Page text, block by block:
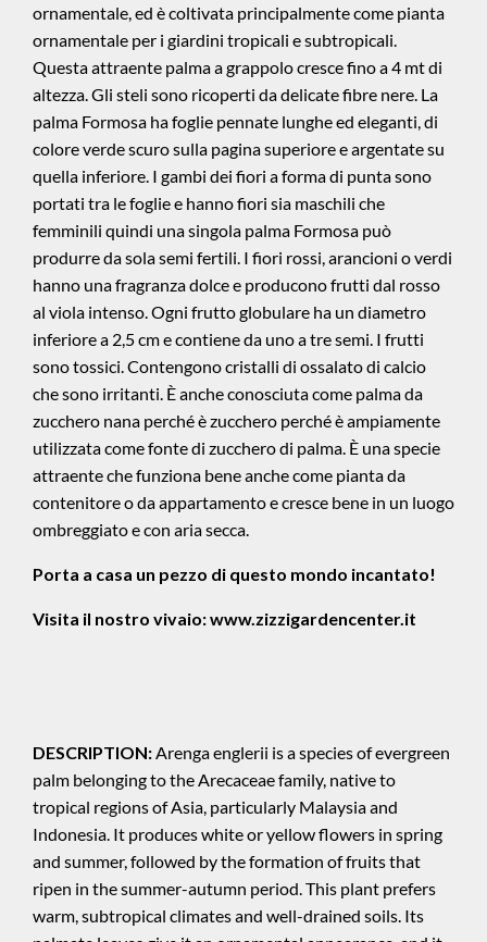
ornamentale, ed è coltivata principalmente come pianta
ornamentale per i giardini tropicali e subtropicali.
Questa attraente palma a grappolo cresce fino a 4 mt di
altezza. Gli steli sono ricoperti da delicate fibre nere. La
palma Formosa ha foglie pennate lunghe ed eleganti, di
colore verde scuro sulla pagina superiore e argentate su
quella inferiore. I gambi dei fiori a forma di punta sono
portati tra le foglie e hanno fiori sia maschili che
femminili quindi una singola palma Formosa può
produrre da sola semi fertili. I fiori rossi, arancioni o verdi
hanno una fragranza dolce e producono frutti dal rosso
al viola intenso. Ogni frutto globulare ha un diametro
inferiore a 2,5 cm e contiene da uno a tre semi. I frutti
sono tossici. Contengono cristalli di ossalato di calcio
che sono irritanti. È anche conosciuta come palma da
zucchero nana perché è zucchero perché è ampiamente
utilizzata come fonte di zucchero di palma. È una specie
attraente che funziona bene anche come pianta da
contenitore o da appartamento e cresce bene in un luogo
ombreggiato e con aria secca.
Porta a casa un pezzo di questo mondo incantato!
Visita il nostro vivaio:www.zizzigardencenter.it
DESCRIPTION:Arenga englerii is a species of evergreen
palm belonging to the Arecaceae family, native to
tropical regions of Asia, particularly Malaysia and
Indonesia. It produces white or yellow flowers in spring
and summer, followed by the formation of fruits that
ripen in the summer-autumn period. This plant prefers
warm, subtropical climates and well-drained soils. Its